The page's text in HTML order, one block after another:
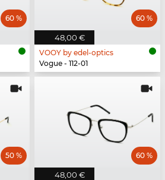
60 %
48,00 €
60 %
VOOY by edel-optics
Vogue - 112-01
50 %
48,00 €
60 %